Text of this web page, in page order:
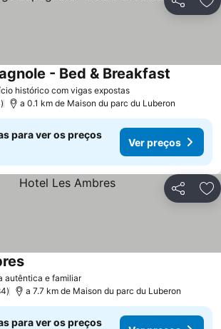
Partilhar
histórico com vigas expostas
- Bed & Breakfast
a 0.1 km de Maison du parc du Luberon
para ver os preços
Ver preços
Partilhar
autêntica e familiar
a 7.7 km de Maison du parc du Luberon
para ver os preços